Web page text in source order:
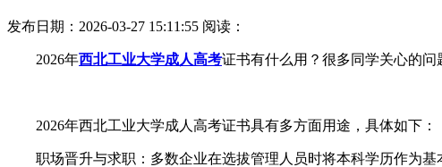
发布日期：2026-03-27 15:11:55 阅读：
2026年西北工业大学成人高考证书有什么用？很多同学关心的
2026年西北工业大学成人高考证书具有多方面用途，具体如下：
职场晋升与求职：多数企业在选拔管理人员时将本科学历作为基